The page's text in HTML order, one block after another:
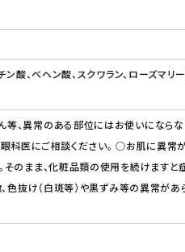
酸、ベヘン酸、スクワラン、ローズマリ
、異常のある部位にはお使いになら
科医にご相談ください。 ○お肌に異常
そのまま、化粧品類の使用を続けます
色抜け（白斑等）や黒ずみ等の異常があ